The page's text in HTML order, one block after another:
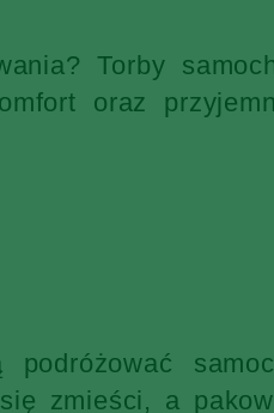
Torby
oraz
zmieści, a